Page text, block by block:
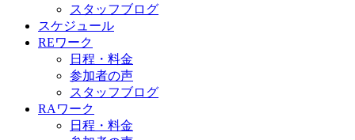
スタッフブログ
スケジュール
REワーク
日程・料金
参加者の声
スタッフブログ
RAワーク
日程・料金